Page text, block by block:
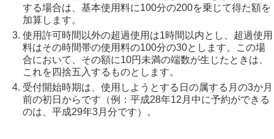
する場合は、基本使用料に100分の200を乗じて得た額を
加算します。
使用許可時間以外の超過使用は1時間以内とし、超過使用
料はその時間帯の使用料の100分の30とします。この場
合において、その額に10円未満の端数が生じたときは、
これを四捨五入するものとします。
受付開始時期は、使用しようとする日の属する月の3か月
前の初日からです（例：平成28年12月中に予約ができる
のは、平成29年3月分です）。